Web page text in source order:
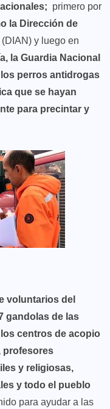
primero por
la Dirección de
(DIAN) y luego en
la Guardia Nacional
perros antidrogas
que se hayan
para precintar y
voluntarios del
gandolas de las
centros de acopio
profesores
y religiosas,
y todo el pueblo
para ayudar a las